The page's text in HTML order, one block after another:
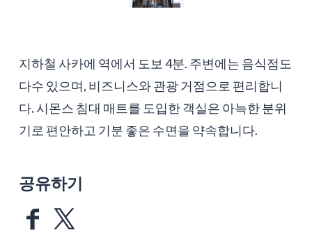
지하철 사카에 역에서 도보 4분. 주변에는 음식점도
다수 있으며, 비즈니스와 관광 거점으로 편리합니
다. 시몬스 침대 매트를 도입한 객실은 아늑한 분위
기로 편안하고 기분 좋은 수면을 약속합니다.
공유하기